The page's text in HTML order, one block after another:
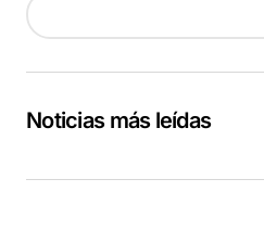
Noticias más leídas